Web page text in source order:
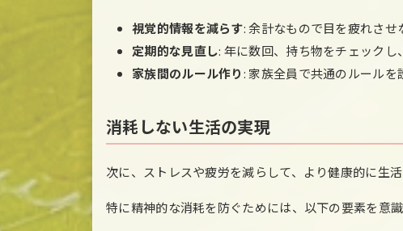
視覚的情報を減らす: 余計なもので目を疲れさせ
定期的な見直し: 年に数回、持ち物をチェックし
家族間のルール作り: 家族全員で共通のルールを
消耗しない生活の実現
次に、ストレスや疲労を減らして、より健康的に生
特に精神的な消耗を防ぐためには、以下の要素を意識